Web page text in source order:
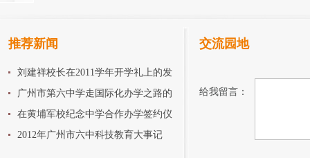
推荐新闻
刘建祥校长在2011学年开学礼上的发
言
广州市第六中学走国际化办学之路的
探索
在黄埔军校纪念中学合作办学签约仪
式上的讲话
2012年广州市六中科技教育大事记
交流园地
给我留言：